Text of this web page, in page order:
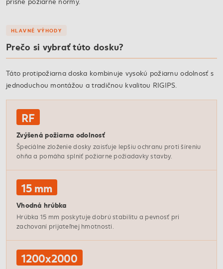
HLAVNÉ VÝHODY
Prečo si vybrať túto dosku?
Táto protipožiarna doska kombinuje vysokú požiarnu odolnosť s
jednoduchou montážou a tradičnou kvalitou RIGIPS.
RF
Zvýšená požiarna odolnosť
Špeciálne zloženie dosky zaisťuje lepšiu ochranu proti šíreniu
ohňa a pomáha splniť požiarne požiadavky stavby.
15 mm
Vhodná hrúbka
Hrúbka 15 mm poskytuje dobrú stabilitu a pevnosť pri
zachovaní prijateľnej hmotnosti.
1200x2000